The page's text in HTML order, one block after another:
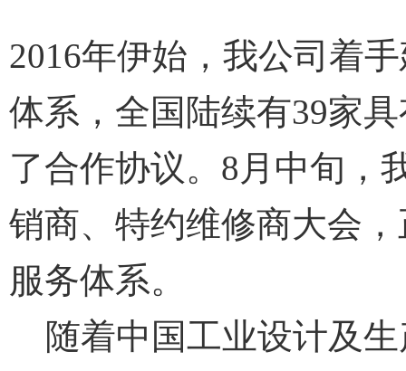
2016年伊始，我公司着
体系，全国陆续有39家
了合作协议。8月中旬，
销商、特约维修商大会
服务体系。
随着中国工业设计及生